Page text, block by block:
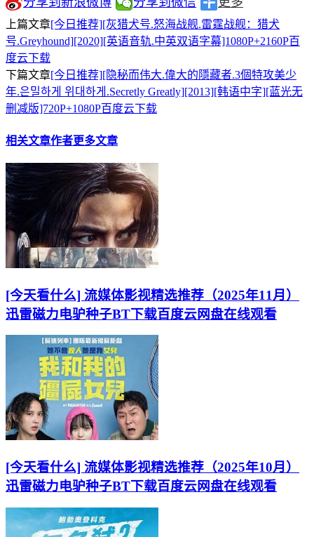
上篇文章[今日推荐][灰猎犬号.怒海战舰.雷霆战舰：猎犬
号.Greyhound][2020][英语音轨.中英双语字幕]1080P+2160P百
度云下载
下篇文章[今日推荐][隐秘而伟大.偉大的隱藏者.3個特攻美少
年.은밀하게 위대하게.Secretly Greatly][2013][韩语中字][蓝光无
删减版]720P+1080P百度云下载
相关文章作者更多文章
[今天看什么] 流媒体影视精选推荐（2025年11月）
迅雷磁力电驴种子BT下载百度云网盘在线观看
[今天看什么] 流媒体影视精选推荐（2025年10月）
迅雷磁力电驴种子BT下载百度云网盘在线观看